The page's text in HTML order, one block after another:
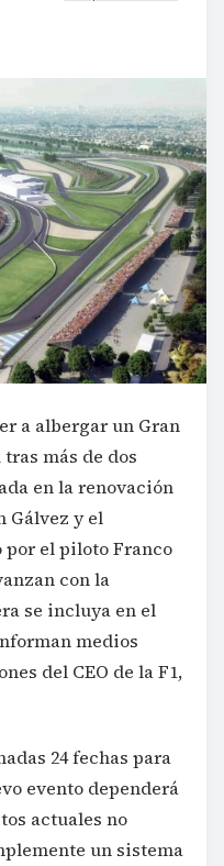
a albergar un Gran
más de dos
en la renovación
Gálvez y el
el piloto Franco
con la
se incluya en el
medios
del CEO de la F1,
24 fechas para
evento dependerá
actuales no
un sistema